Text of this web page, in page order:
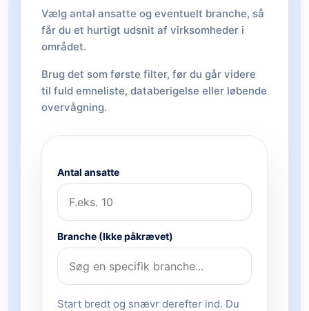
Vælg antal ansatte og eventuelt branche, så
får du et hurtigt udsnit af virksomheder i
området.
Brug det som første filter, før du går videre
til fuld emneliste, databerigelse eller løbende
overvågning.
Antal ansatte
Branche (Ikke påkrævet)
Start bredt og snævr derefter ind. Du